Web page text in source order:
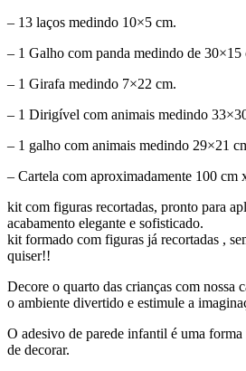
– 13 laços medindo 10×5 cm.
– 1 Galho com panda medindo de 30×15
– 1 Girafa medindo 7×22 cm.
– 1 Dirigível com animais medindo
– 1 galho com animais medindo 29×21
– Cartela com aproximadamente 100
kit com figuras recortadas, pronto para
acabamento elegante e sofisticado.
kit formado com figuras já recortadas ,
quiser!!
Decore o quarto das crianças com nossa
o ambiente divertido e estimule a
O adesivo de parede infantil é uma
de decorar.